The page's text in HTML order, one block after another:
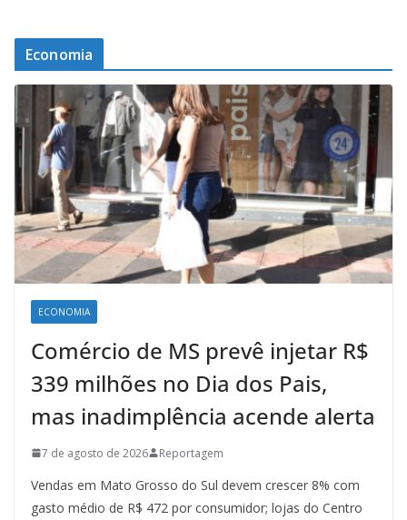
Economia
ECONOMIA
Comércio de MS prevê injetar R$
339 milhões no Dia dos Pais,
mas inadimplência acende alerta
7 de agosto de 2026 Reportagem
Vendas em Mato Grosso do Sul devem crescer 8% com
gasto médio de R$ 472 por consumidor; lojas do Centro